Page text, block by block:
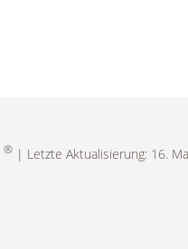
®| Letzte Aktualisierung: 16.